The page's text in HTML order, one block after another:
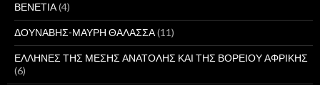
ΒΕΝΕΤΙΑ(4)
ΔΟΥΝΑΒΗΣ-ΜΑΥΡΗ ΘΑΛΑΣΣΑ(11)
ΕΛΛΗΝΕΣ ΤΗΣ ΜΕΣΗΣ ΑΝΑΤΟΛΗΣ ΚΑΙ ΤΗΣ ΒΟΡΕΙΟΥ ΑΦΡΙΚΗΣ
(6)